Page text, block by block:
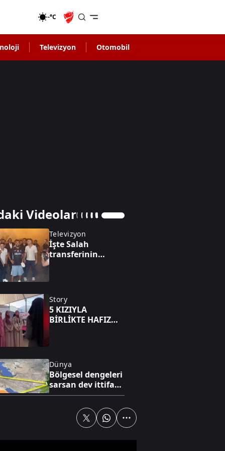
-°C
Televizyon Otomobil
Videolar
Televizyon
İşte Salah
transferinin
Story
5 KIZIYLA
BİRLİKTE HAFIZ
Dünya
Bölgesel dengeleri
sarsan dev ittifak!
Mekke paktı yeni
Özel Haber
Avrupa kıtası